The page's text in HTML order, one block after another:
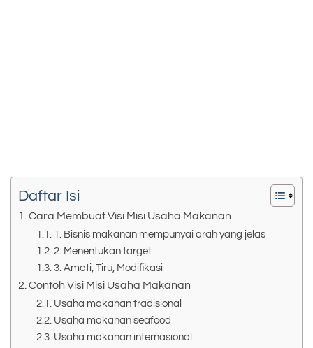
Daftar Isi
Cara Membuat Visi Misi Usaha Makanan
1. Bisnis makanan mempunyai arah yang jelas
2. Menentukan target
3. Amati, Tiru, Modifikasi
Contoh Visi Misi Usaha Makanan
Usaha makanan tradisional
Usaha makanan seafood
Usaha makanan internasional